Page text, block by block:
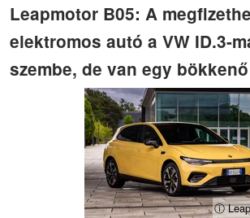
Leapmotor B05: A
elektromos autó a VW ID.3-
szembe, de van egy bökkenő
ⓘ